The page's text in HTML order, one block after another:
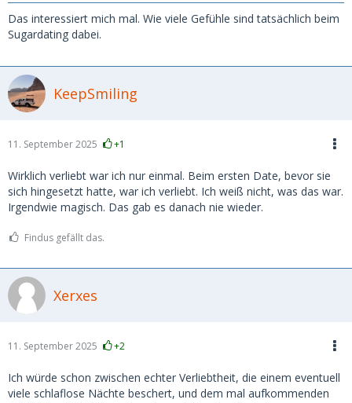
Das interessiert mich mal. Wie viele Gefühle sind tatsächlich beim
Sugardating dabei.
KeepSmiling
11. September 2025 +1
Wirklich verliebt war ich nur einmal. Beim ersten Date, bevor sie
sich hingesetzt hatte, war ich verliebt. Ich weiß nicht, was das war.
Irgendwie magisch. Das gab es danach nie wieder.
Findus gefällt das.
Xerxes
11. September 2025 +2
Ich würde schon zwischen echter Verliebtheit, die einem eventuell
viele schlaflose Nächte beschert, und dem mal aufkommenden